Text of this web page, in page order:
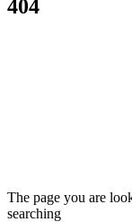
404
The page you are
searching